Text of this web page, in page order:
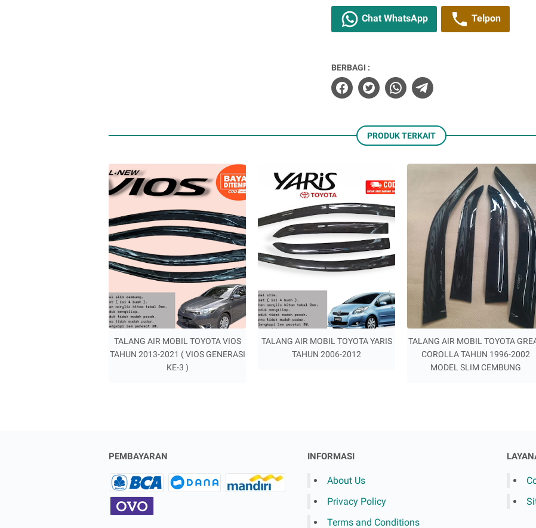
Chat WhatsApp Telpon
BERBAGI :
PRODUK TERKAIT
TALANG AIR MOBIL TOYOTA VIOS
TAHUN 2013-2021 ( VIOS GENERASI
KE-3 )
TALANG AIR MOBIL TOYOTA YARIS
TAHUN 2006-2012
TALANG AIR MOBIL TOYOTA
COROLLA TAHUN 1996-2002
MODEL SLIM CEMBUNG
PEMBAYARAN INFORMASI
About Us
Privacy Policy
Terms and Conditions